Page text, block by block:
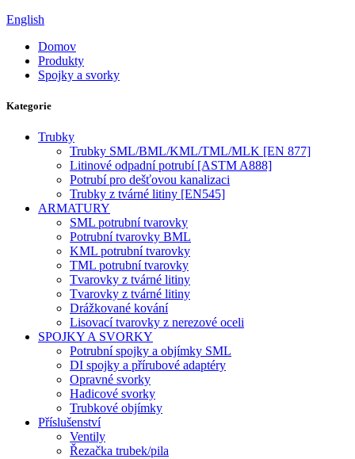
English
Domov
Produkty
Spojky a svorky
Kategorie
Trubky
Trubky SML/BML/KML/TML/MLK [EN 877]
Litinové odpadní potrubí [ASTM A888]
Potrubí pro dešťovou kanalizaci
Trubky z tvárné litiny [EN545]
ARMATURY
SML potrubní tvarovky
Potrubní tvarovky BML
KML potrubní tvarovky
TML potrubní tvarovky
Tvarovky z tvárné litiny
Tvarovky z tvárné litiny
Drážkované kování
Lisovací tvarovky z nerezové oceli
SPOJKY A SVORKY
Potrubní spojky a objímky SML
DI spojky a přírubové adaptéry
Opravné svorky
Hadicové svorky
Trubkové objímky
Příslušenství
Ventily
Řezačka trubek/pila